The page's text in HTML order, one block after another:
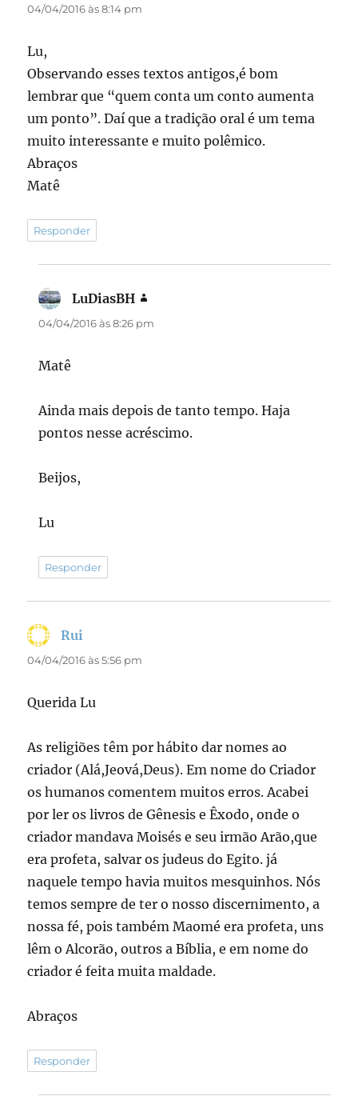
04/04/2016 às 8:14 pm
Lu,
Observando esses textos antigos,é bom
lembrar que “quem conta um conto aumenta
um ponto”. Daí que a tradição oral é um tema
muito interessante e muito polêmico.
Abraços
Matê
Responder
LuDiasBH
04/04/2016 às 8:26 pm
Matê
Ainda mais depois de tanto tempo. Haja
pontos nesse acréscimo.
Beijos,
Lu
Responder
Rui
04/04/2016 às 5:56 pm
Querida Lu
As religiões têm por hábito dar nomes ao
criador (Alá,Jeová,Deus). Em nome do Criador
os humanos comentem muitos erros. Acabei
por ler os livros de Gênesis e Êxodo, onde o
criador mandava Moisés e seu irmão Arão,que
era profeta, salvar os judeus do Egito. já
naquele tempo havia muitos mesquinhos. Nós
temos sempre de ter o nosso discernimento, a
nossa fé, pois também Maomé era profeta, uns
lêm o Alcorão, outros a Bíblia, e em nome do
criador é feita muita maldade.
Abraços
Responder